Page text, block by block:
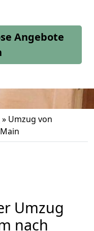
Angebote
» Umzug von
Umzug
nach